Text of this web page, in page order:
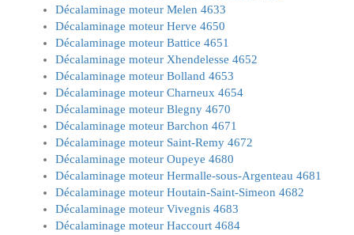
Décalaminage moteur Melen 4633
Décalaminage moteur Herve 4650
Décalaminage moteur Battice 4651
Décalaminage moteur Xhendelesse 4652
Décalaminage moteur Bolland 4653
Décalaminage moteur Charneux 4654
Décalaminage moteur Blegny 4670
Décalaminage moteur Barchon 4671
Décalaminage moteur Saint-Remy 4672
Décalaminage moteur Oupeye 4680
Décalaminage moteur Hermalle-sous-Argenteau 4681
Décalaminage moteur Houtain-Saint-Simeon 4682
Décalaminage moteur Vivegnis 4683
Décalaminage moteur Haccourt 4684